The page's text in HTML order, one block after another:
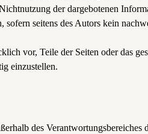
der dargebotenen
seitens des Autors kein
vor, Teile der Seiten oder das
einzustellen.
des